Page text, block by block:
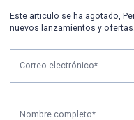
Este articulo se ha agotado,
nuevos lanzamientos y ofertas.
Correo electrónico*
Nombre completo*